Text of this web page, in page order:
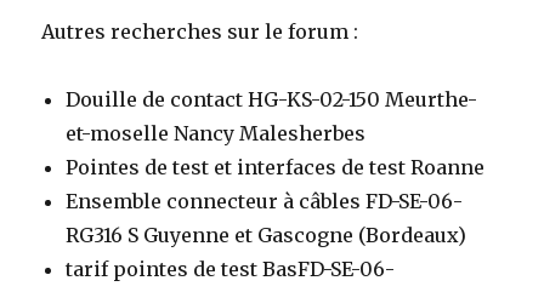
Autres recherches sur le forum :
Douille de contact HG-KS-02-150 Meurthe-
et-moselle Nancy Malesherbes
Pointes de test et interfaces de test Roanne
Ensemble connecteur à câbles FD-SE-06-
RG316 S Guyenne et Gascogne (Bordeaux)
tarif pointes de test BasFD-SE-06-